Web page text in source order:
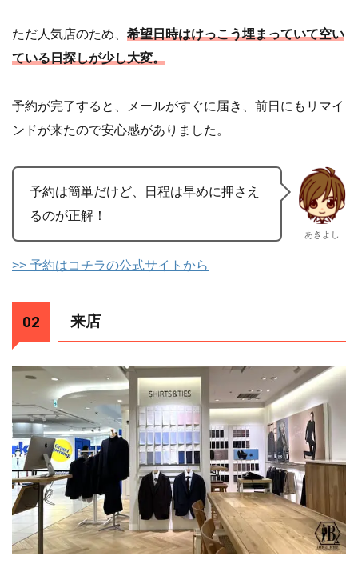
ただ人気店のため、 希望日時はけっこう埋まっていて空い
ている日探しが少し大変。
予約が完了すると、メールがすぐに届き、前日にもリマイ
ンドが来たので安心感がありました。
予約は簡単だけど、日程は早めに押さえ
るのが正解！
あきよし
>> 予約はコチラの公式サイトから
来店